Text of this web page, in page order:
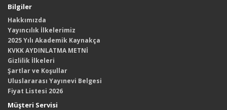
Bilgiler
Hakkımızda
Yayıncılık İlkelerimiz
2025 Yılı Akademik Kaynakça
KVKK AYDINLATMA METNİ
Gizlilik İlkeleri
Şartlar ve Koşullar
Uluslararası Yayınevi Belgesi
Fiyat Listesi 2026
Müşteri Servisi